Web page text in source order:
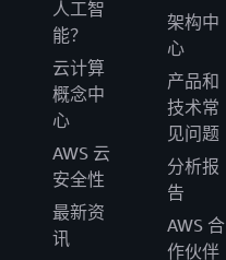
人工智
能？
云计算
概念中
心
AWS 云
安全性
最新资
讯
架构中
心
产品和
技术常
见问题
分析报
告
AWS 合
作伙伴